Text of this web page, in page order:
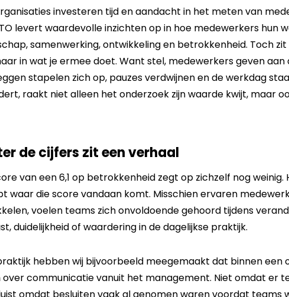
investeren tijd en aandacht in het meten van
levert waardevolle inzichten op in hoe medewerkers hun
samenwerking, ontwikkeling en betrokkenheid. Toch
in wat je ermee doet. Want stel, medewerkers geven
stapelen zich op, pauzes verdwijnen en de werkdag
raakt niet alleen het onderzoek zijn waarde kwijt, maar
de cijfers zit een verhaal
van een 6,1 op betrokkenheid zegt op zichzelf nog
waar die score vandaan komt. Misschien ervaren
voelen teams zich onvoldoende gehoord tijdens
duidelijkheid of waardering in de dagelijkse praktijk.
hebben wij bijvoorbeeld meegemaakt dat binnen
over communicatie vanuit het management. Niet omdat er